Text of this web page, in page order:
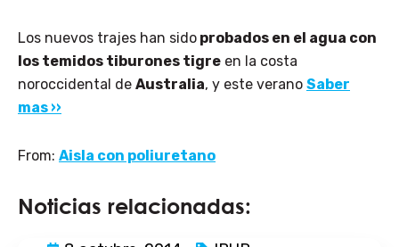
Los nuevos trajes han sido probados en el agua con
los temidos tiburones tigre en la costa
noroccidental de Australia, y este verano Saber
mas ››
From: Aisla con poliuretano
Noticias relacionadas: